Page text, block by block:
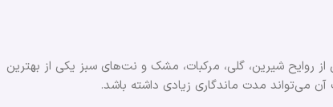
از روایح شیرین، گلی، مرکبات، مشک و نت‌های سبز یکی از بهترین
آن می‌تواند مدت ماندگاری زیادی داشته باشد.